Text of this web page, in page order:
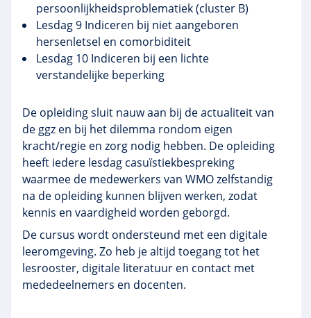
persoonlijkheidsproblematiek (cluster B)
Lesdag 9 Indiceren bij niet aangeboren
hersenletsel en comorbiditeit
Lesdag 10 Indiceren bij een lichte
verstandelijke beperking
De opleiding sluit nauw aan bij de actualiteit van
de ggz en bij het dilemma rondom eigen
kracht/regie en zorg nodig hebben. De opleiding
heeft iedere lesdag casuïstiekbespreking
waarmee de medewerkers van WMO zelfstandig
na de opleiding kunnen blijven werken, zodat
kennis en vaardigheid worden geborgd.
De cursus wordt ondersteund met een digitale
leeromgeving. Zo heb je altijd toegang tot het
lesrooster, digitale literatuur en contact met
mededeelnemers en docenten.